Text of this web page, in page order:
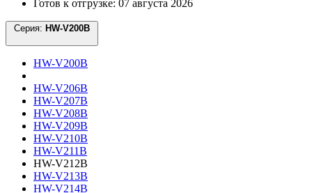
Готов к отгрузке: 07 августа 2026
Серия:
HW-V200B
HW-V206B
HW-V207B
HW-V208B
HW-V209B
HW-V210B
HW-V211B
HW-V212B
HW-V213B
HW-V214B